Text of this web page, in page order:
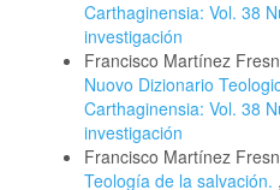
Carthaginensia: Vol. 38
investigación
Francisco Martínez
Nuovo Dizionario
Carthaginensia: Vol. 38
investigación
Francisco Martínez
Teología de la salvación. ,